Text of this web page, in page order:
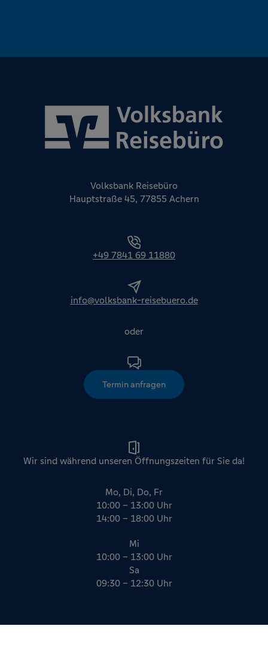
Volksbank Reisebüro
Hauptstraße 45, 77855 Achern
+49 7841 69 11880
info@volksbank-reisebuero.de
oder
Termin anfragen
Wir sind während unseren Öffnungszeiten für Sie da!
Mo, Di, Do, Fr
10:00 – 13:00 Uhr
14:00 – 18:00 Uhr
Mi
10:00 – 13:00 Uhr
Sa
09:30 – 12:30 Uhr